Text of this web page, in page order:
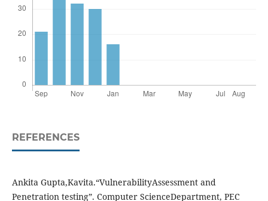
REFERENCES
Ankita Gupta,Kavita.“VulnerabilityAssessment and
Penetration testing”. Computer ScienceDepartment, PEC